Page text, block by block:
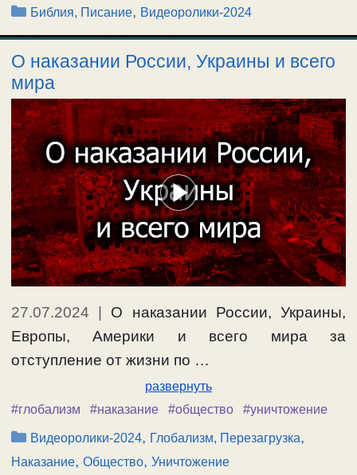
Рубрики
Библия, Писание, Видеоролики-2024
О наказании России, Украины и всего
мира
27.07.2024
О наказании России, Украины,
Европы, Америки и всего мира за
отступление от жизни по …
развернуть
#глобализм
#наказание #общество #уничтожение
Рубрики
Видеоролики-2024, Глобализм, Перезагрузка,
Наказание, Общество, Уничтожение